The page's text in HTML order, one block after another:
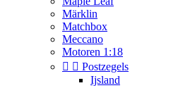
Märklin
Matchbox
Meccano
Motoren 1:18
  Postzegels
Ijsland